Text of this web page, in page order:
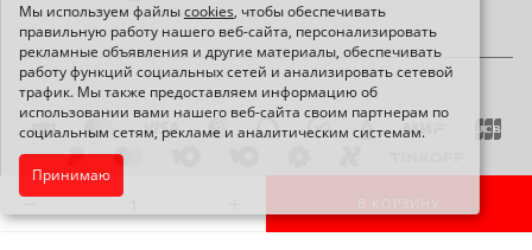
Мы используем файлыcookies, чтобы обеспечивать
правильную работу нашего веб-сайта, персонализировать
рекламные объявления и другие материалы, обеспечивать
работу функций социальных сетей и анализировать сетевой
трафик. Мы также предоставляем информацию об
использовании вами нашего веб-сайта своим партнерам по
социальным сетям, рекламе и аналитическим системам.
Принимаю
В КОРЗИНУ
2026 © Интернет-магазин Comp-City.com